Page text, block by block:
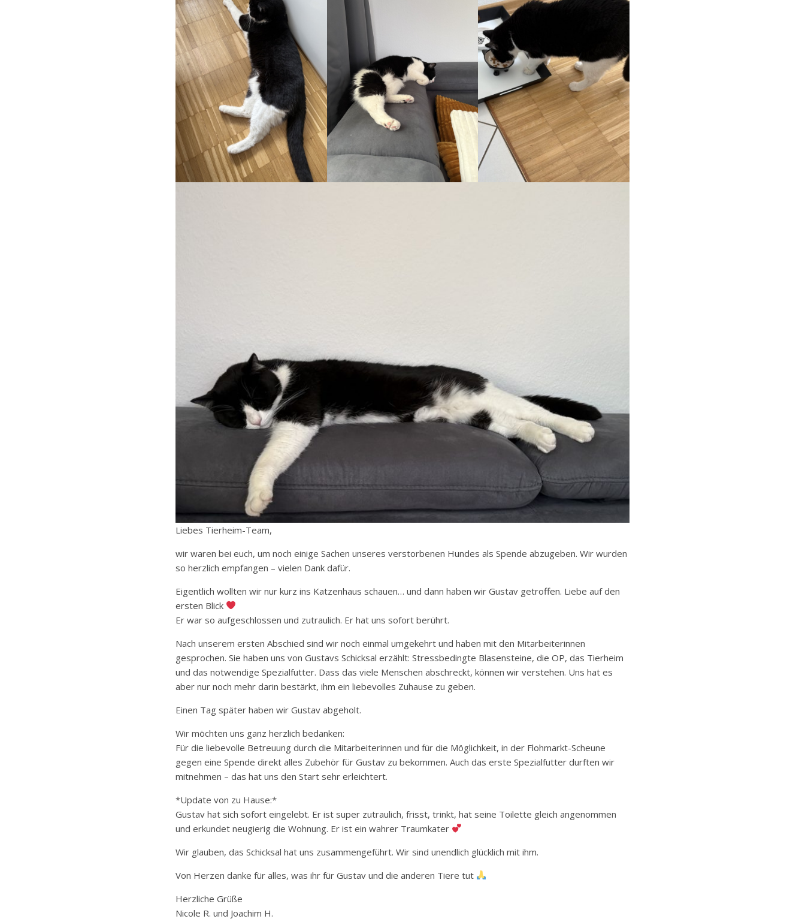
Liebes Tierheim-Team,
wir waren bei euch, um noch einige Sachen unseres verstorbenen Hundes als Spende abzugeben. Wir wurden
so herzlich empfangen – vielen Dank dafür.
Eigentlich wollten wir nur kurz ins Katzenhaus schauen… und dann haben wir Gustav getroffen. Liebe auf den
ersten Blick
Er war so aufgeschlossen und zutraulich. Er hat uns sofort berührt.
Nach unserem ersten Abschied sind wir noch einmal umgekehrt und haben mit den Mitarbeiterinnen
gesprochen. Sie haben uns von Gustavs Schicksal erzählt: Stressbedingte Blasensteine, die OP, das Tierheim
und das notwendige Spezialfutter. Dass das viele Menschen abschreckt, können wir verstehen. Uns hat es
aber nur noch mehr darin bestärkt, ihm ein liebevolles Zuhause zu geben.
Einen Tag später haben wir Gustav abgeholt.
Wir möchten uns ganz herzlich bedanken:
Für die liebevolle Betreuung durch die Mitarbeiterinnen und für die Möglichkeit, in der Flohmarkt-Scheune
gegen eine Spende direkt alles Zubehör für Gustav zu bekommen. Auch das erste Spezialfutter durften wir
mitnehmen – das hat uns den Start sehr erleichtert.
*Update von zu Hause:*
Gustav hat sich sofort eingelebt. Er ist super zutraulich, frisst, trinkt, hat seine Toilette gleich angenommen
und erkundet neugierig die Wohnung. Er ist ein wahrer Traumkater
Wir glauben, das Schicksal hat uns zusammengeführt. Wir sind unendlich glücklich mit ihm.
Von Herzen danke für alles, was ihr für Gustav und die anderen Tiere tut
Herzliche Grüße
Nicole R. und Joachim H.